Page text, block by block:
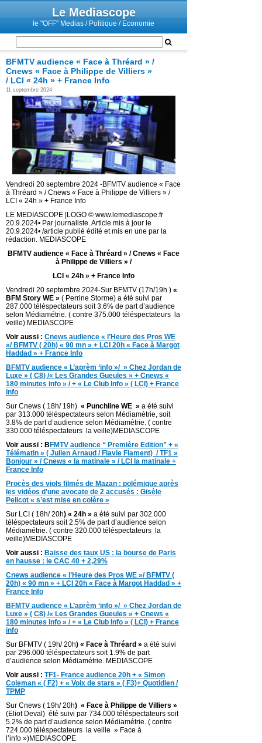
Le Mediascope
le "OFF" Medias / Politique / Economie
BFMTV audience « Face à Thréard » /
Cnews « Face à Philippe de Villiers »
/ LCI « 24h » + France Info
11 septembre 2024
Vendredi 20 septembre 2024 -BFMTV audience « Face
à Thréard » / Cnews « Face à Philippe de Villiers » /
LCI « 24h » + France Info
LE MEDIASCOPE |LOGO © www.lemediascope.fr
20.9.2024• Par journaliste. Article mis à jour le
20.9.2024• /article publié édité et mis en une par la
rédaction. MEDIASCOPE
BFMTV audience « Face à Thréard » / Cnews « Face
à Philippe de Villiers » /
LCI « 24h » + France Info
Vendredi 20 septembre 2024-Sur BFMTV (17h/19h ) «
BFM Story WE » ( Perrine Storme) a été suivi par
287.000 téléspectateurs soit 3.6% de part d’audience
selon Médiamétrie. ( contre 375.000 téléspectateurs la
veille) MEDIASCOPE
Voir aussi : Cnews audience « l’Heure des Pros WE
»/ BFMTV ( 20h) « 90 mn » + LCI 20h « Face à Margot
Haddad » + France Info
BFMTV audience « L’aprèm ‘info »/ » Chez Jordan de
Luxe » ( C8) /« Les Grandes Gueules » + Cnews «
180 minutes info » / + « Le Club Info » ( LCI) + France
info
Sur Cnews ( 18h/ 19h) « Punchline WE » a été suivi
par 313.000 téléspectateurs selon Médiamétrie, soit
3.8% de part d’audience selon Médiamétrie. ( contre
330.000 téléspectateurs la veille)MEDIASCOPE
Voir aussi : BFMTV audience “ Première Edition” + «
Télématin » ( Julien Arnaud / Flavie Flament) / TF1 »
Bonjour » / Cnews « la matinale » / LCI la matinale +
France Info
Procès des viols filmés de Mazan : polémique après
les vidéos d’une avocate de 2 accusés : Gisèle
Pelicot « s’est mise en colère »
Sur LCI ( 18h/ 20h) « 24h » a été suivi par 302.000
téléspectateurs soit 2.5% de part d’audience selon
Médiamétrie. ( contre 320.000 téléspectateurs la
veille)MEDIASCOPE
Voir aussi : Baisse des taux US : la bourse de Paris
en hausse : le CAC 40 + 2,29%
Cnews audience « l’Heure des Pros WE »/ BFMTV (
20h) « 90 mn » + LCI 20h « Face à Margot Haddad » +
France Info
BFMTV audience « L’aprèm ‘info »/ » Chez Jordan de
Luxe » ( C8) /« Les Grandes Gueules » + Cnews «
180 minutes info » / + « Le Club Info » ( LCI) + France
info
Sur BFMTV ( 19h/ 20h) « Face à Thréard » a été suivi
par 296.000 téléspectateurs soit 1.9% de part
d’audience selon Médiamétrie. MEDIASCOPE
Voir aussi : TF1- France audience 20h + « Simon
Coleman « ( F2) + « Voix de stars » ( F3)+ Quotidien /
TPMP
Sur Cnews ( 19h/ 20h) « Face à Philippe de Villiers »
(Eliot Deval) été suivi par 734.000 téléspectateurs soit
5.2% de part d’audience selon Médiamétrie. ( contre
724.000 téléspectateurs la veille » Face à
l’info »)MEDIASCOPE